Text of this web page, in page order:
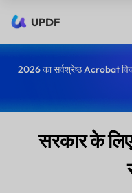
UPDF
2026 का सर्वश्रेष्ठ Acrobat
सरकार के